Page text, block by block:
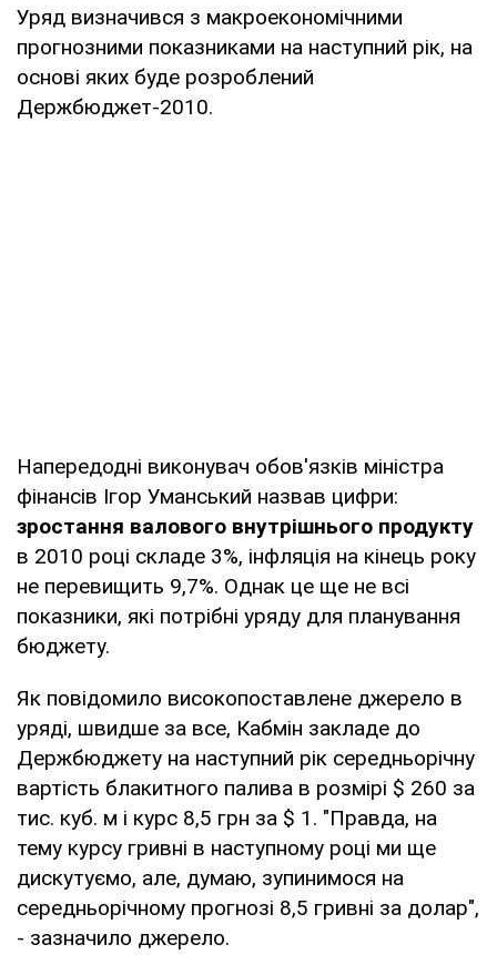
Уряд визначився з макроекономічними
прогнозними показниками на наступний рік, на
основі яких буде розроблений
Держбюджет-2010.
Напередодні виконувач обов'язків міністра
фінансів Ігор Уманський назвав цифри:
зростання валового внутрішнього продукту
в 2010 році складе 3%, інфляція на кінець року
не перевищить 9,7%. Однак це ще не всі
показники, які потрібні уряду для планування
бюджету.
Як повідомило високопоставлене джерело в
уряді, швидше за все, Кабмін закладе до
Держбюджету на наступний рік середньорічну
вартість блакитного палива в розмірі $ 260 за
тис. куб. м і курс 8,5 грн за $ 1. "Правда, на
тему курсу гривні в наступному році ми ще
дискутуємо, але, думаю, зупинимося на
середньорічному прогнозі 8,5 гривні за долар",
- зазначило джерело.